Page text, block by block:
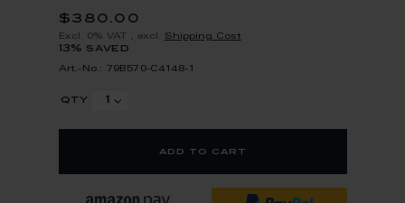
$380.00
Excl. 0% VAT excl. Shipping Cost
13% saved
Art.-No.: 79B570-C4148-1
qty
add to cart